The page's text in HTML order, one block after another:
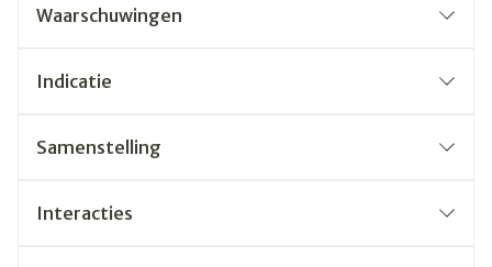
Waarschuwingen
Indicatie
Samenstelling
Interacties